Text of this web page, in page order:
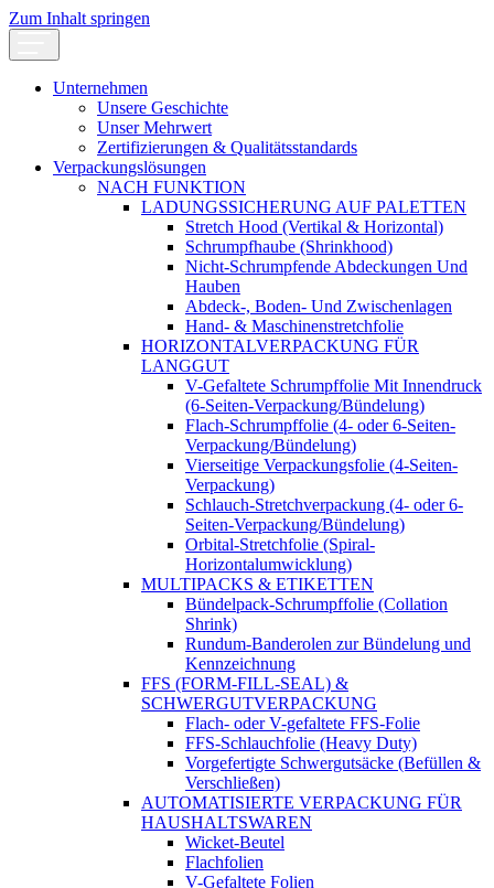
Zum Inhalt springen
Unternehmen
Unsere Geschichte
Unser Mehrwert
Zertifizierungen & Qualitätsstandards
Verpackungslösungen
NACH FUNKTION
LADUNGSSICHERUNG AUF PALETTEN
Stretch Hood (Vertikal & Horizontal)
Schrumpfhaube (Shrinkhood)
Nicht-Schrumpfende Abdeckungen Und
Hauben
Abdeck-, Boden- Und Zwischenlagen
Hand- & Maschinenstretchfolie
HORIZONTALVERPACKUNG FÜR
LANGGUT
V-Gefaltete Schrumpffolie Mit Innendruck
(6-Seiten-Verpackung/Bündelung)
Flach-Schrumpffolie (4- oder 6-Seiten-
Verpackung/Bündelung)
Vierseitige Verpackungsfolie (4-Seiten-
Verpackung)
Schlauch-Stretchverpackung (4- oder 6-
Seiten-Verpackung/Bündelung)
Orbital-Stretchfolie (Spiral-
Horizontalumwicklung)
MULTIPACKS & ETIKETTEN
Bündelpack-Schrumpffolie (Collation
Shrink)
Rundum-Banderolen zur Bündelung und
Kennzeichnung
FFS (FORM-FILL-SEAL) &
SCHWERGUTVERPACKUNG
Flach- oder V-gefaltete FFS-Folie
FFS-Schlauchfolie (Heavy Duty)
Vorgefertigte Schwergutsäcke (Befüllen &
Verschließen)
AUTOMATISIERTE VERPACKUNG FÜR
HAUSHALTSWAREN
Wicket-Beutel
Flachfolien
V-Gefaltete Folien